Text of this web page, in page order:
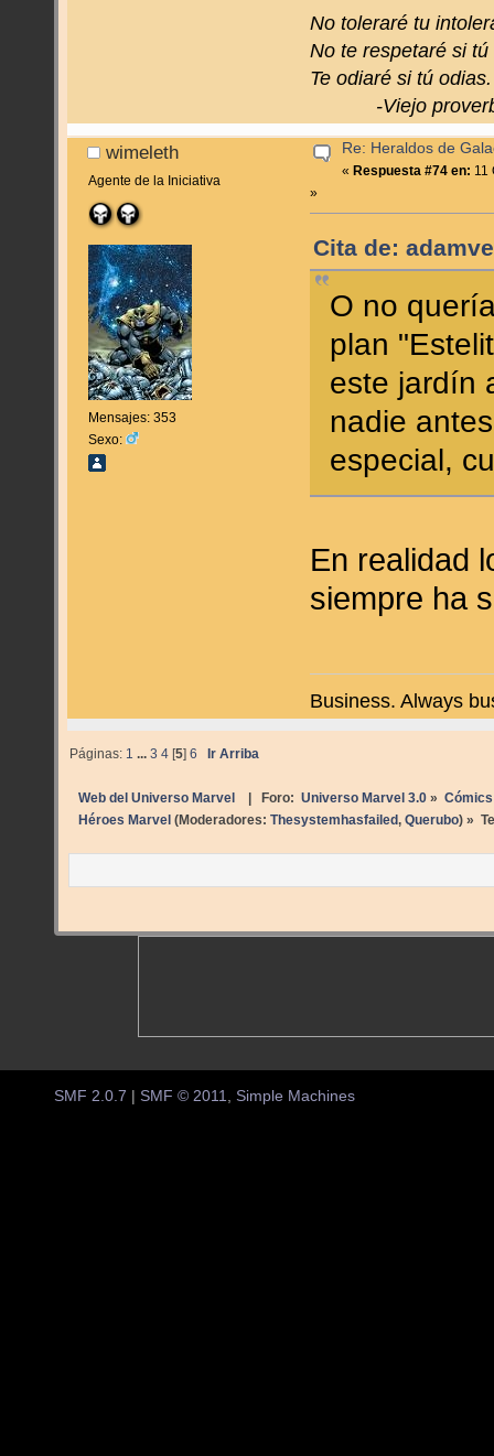
No toleraré tu
No te respetaré si
Te odiaré si tú odias.
-Viejo
wimeleth
Agente de la Iniciativa
Mensajes: 353
Sexo:
Re: Heraldos de
«Respuesta #74 en: 11
»
Cita de:
O no
plan
este jardín
nadie
especial,
En realidad
siempre ha
Business. Always
Páginas: 1 ...3 4 [5]6 Ir Arriba
Web del Universo Marvel | Foro: Universo Marvel 3.0» Cómics
Héroes Marvel (Moderadores: Thesystemhasfailed, Querubo) »
SMF 2.0.7 SMF © 2011 Simple Machines